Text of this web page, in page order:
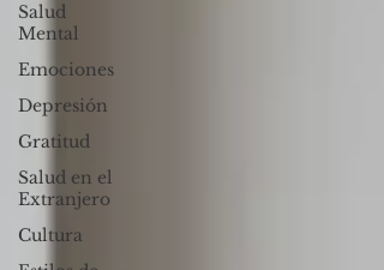
Salud
Mental
Emociones
Depresión
Gratitud
Salud en el
Extranjero
Cultura